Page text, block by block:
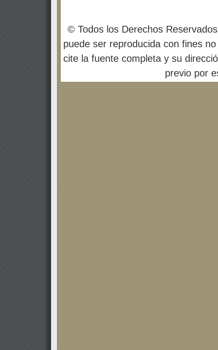
© Todos los Derechos
puede ser reproducida con fines
cite la fuente completa y su
previo por